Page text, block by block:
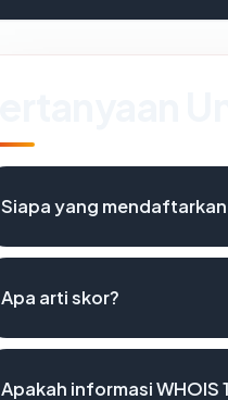
Siapa yang
Apa arti skor?
Apakah informasi